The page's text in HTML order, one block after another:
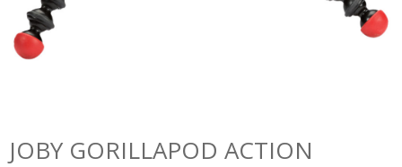
JOBY GORILLAPOD ACTION